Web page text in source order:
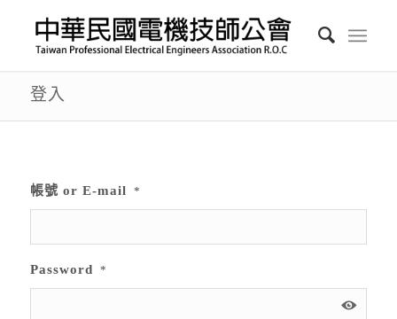
登入
帳號 or E-mail *
Password *